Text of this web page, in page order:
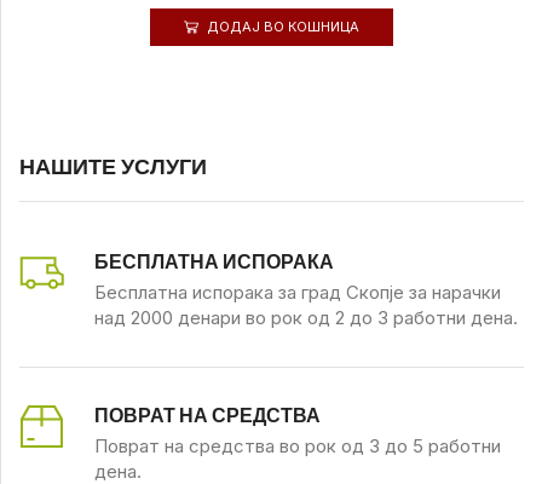
ДОДАЈ ВО КОШНИЦА
НАШИТЕ УСЛУГИ
БЕСПЛАТНА ИСПОРАКА
Бесплатна испорака за град Скопје за нарачки
над 2000 денари во рок од 2 до 3 работни дена.
ПОВРАТ НА СРЕДСТВА
Поврат на средства во рок од 3 до 5 работни
дена.